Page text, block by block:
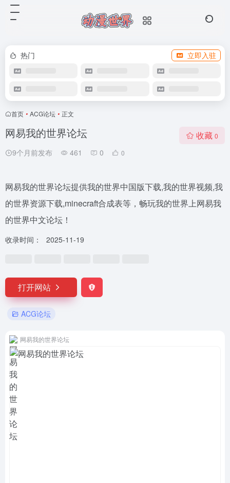
热门 立即入驻
首页 • ACG论坛 • 正文
网易我的世界论坛
9个月前发布 461 0 0
收藏 0
网易我的世界论坛提供我的世界中国版下载,我的世界视频,我
的世界资源下载,minecraft合成表等，畅玩我的世界上网易我
的世界中文论坛！
收录时间： 2025-11-19
打开网站
ACG论坛
网易我的世界论坛